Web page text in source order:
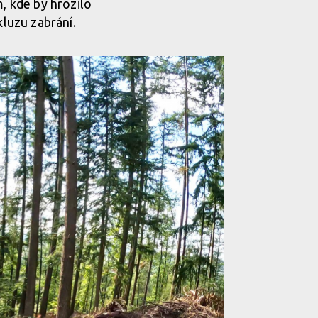
motoru jsou nové montážní body, 4. generace
motoru jsou nové montážní body, 4. generace
pětka má dva, jen vepředu a vzadu
motoru jsou nové montážní body, 4. generace
pětka má dva, jen vepředu a vzadu
motoru jsou nové montážní body, 4. generace
pětka má dva, jen vepředu a vzadu
kde by hrozilo
zabrání.